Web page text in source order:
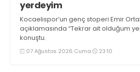
yerdeyim
Kocaelispor’un genç stoperi Emir
açıklamasında “Tekrar ait olduğum
konuştu.
07 Ağustos 2026 Cuma 23:10